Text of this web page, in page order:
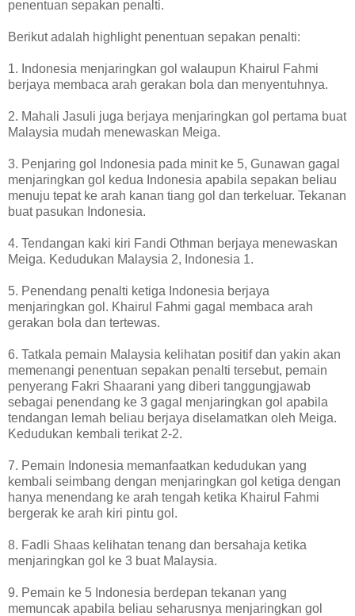
penentuan sepakan penalti.
Berikut adalah highlight penentuan sepakan penalti:
1. Indonesia menjaringkan gol walaupun Khairul Fahmi
berjaya membaca arah gerakan bola dan menyentuhnya.
2. Mahali Jasuli juga berjaya menjaringkan gol pertama buat
Malaysia mudah menewaskan Meiga.
3. Penjaring gol Indonesia pada minit ke 5, Gunawan gagal
menjaringkan gol kedua Indonesia apabila sepakan beliau
menuju tepat ke arah kanan tiang gol dan terkeluar. Tekanan
buat pasukan Indonesia.
4. Tendangan kaki kiri Fandi Othman berjaya menewaskan
Meiga. Kedudukan Malaysia 2, Indonesia 1.
5. Penendang penalti ketiga Indonesia berjaya
menjaringkan gol. Khairul Fahmi gagal membaca arah
gerakan bola dan tertewas.
6. Tatkala pemain Malaysia kelihatan positif dan yakin akan
memenangi penentuan sepakan penalti tersebut, pemain
penyerang Fakri Shaarani yang diberi tanggungjawab
sebagai penendang ke 3 gagal menjaringkan gol apabila
tendangan lemah beliau berjaya diselamatkan oleh Meiga.
Kedudukan kembali terikat 2-2.
7. Pemain Indonesia memanfaatkan kedudukan yang
kembali seimbang dengan menjaringkan gol ketiga dengan
hanya menendang ke arah tengah ketika Khairul Fahmi
bergerak ke arah kiri pintu gol.
8. Fadli Shaas kelihatan tenang dan bersahaja ketika
menjaringkan gol ke 3 buat Malaysia.
9. Pemain ke 5 Indonesia berdepan tekanan yang
memuncak apabila beliau seharusnya menjaringkan gol